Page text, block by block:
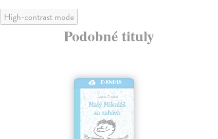
High-contrast mode
Podobné tituly
E-KNIHA